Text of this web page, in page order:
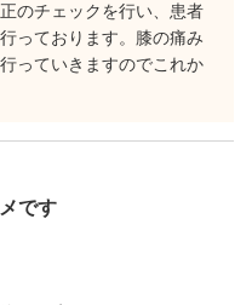
のチェックを行い、患者
っております。膝の痛み
っていきますのでこれか
です